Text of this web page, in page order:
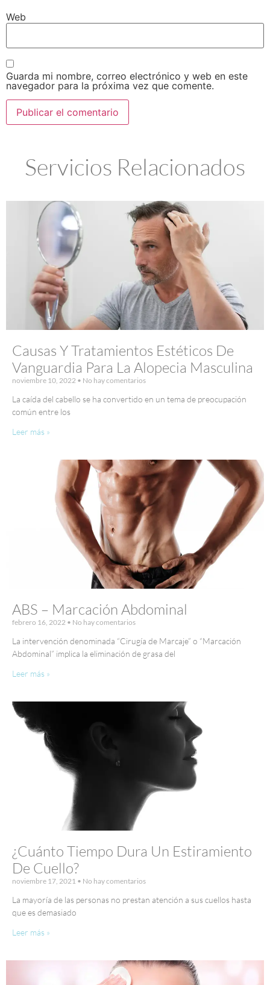
Web
Guarda mi nombre, correo electrónico y web en este
navegador para la próxima vez que comente.
Servicios Relacionados
Causas Y Tratamientos Estéticos De
Vanguardia Para La Alopecia Masculina
noviembre 10, 2022 No hay comentarios
La caída del cabello se ha convertido en un tema de preocupación
común entre los
Leer más »
ABS – Marcación Abdominal
febrero 16, 2022 No hay comentarios
La intervención denominada “Cirugía de Marcaje” o “Marcación
Abdominal” implica la eliminación de grasa del
Leer más »
¿Cuánto Tiempo Dura Un Estiramiento
De Cuello?
noviembre 17, 2021 No hay comentarios
La mayoría de las personas no prestan atención a sus cuellos hasta
que es demasiado
Leer más »